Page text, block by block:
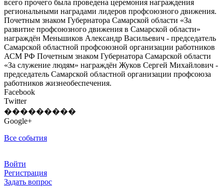
всего прочего была проведена церемония награждения
региональными наградами лидеров профсоюзного движения.
Почетным знаком Губернатора Самарской области «За
развитие профсоюзного движения в Самарской области»
награждён Меньшиков Александр Васильевич - председатель
Самарской областной профсоюзной организации работников
АСМ РФ Почетным знаком Губернатора Самарской области
«За служение людям» награждён Жуков Сергей Михайлович -
председатель Самарской областной организации профсоюза
работников жизнеобеспечения.
Facebook
Twitter
���������
Google+
Все события
Войти
Регистрация
Задать вопрос